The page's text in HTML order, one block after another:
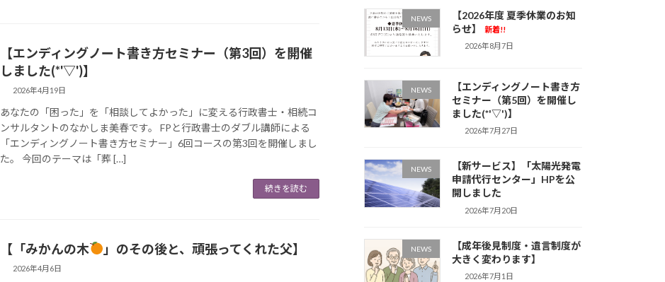
【エンディングノート書き方セミナー（第3回）を開催
しました(*'▽')】
2026年4月19日
あなたの「困った」を「相談してよかった」に変える行政書士・相続コ
ンサルタントのなかしま美春です。 FPと行政書士のダブル講師による
「エンディングノート書き方セミナー」6回コースの第3回を開催しまし
た。 今回のテーマは「葬 […]
続きを読む
【「みかんの木 」のその後と、頑張ってくれた父】
2026年4月6日
NEWS
【2026年度 夏季休業のお知
らせ】
新着!!
2026年8月7日
NEWS
【エンディングノート書き方
セミナー（第5回）を開催し
ました(*'▽')】
2026年7月27日
NEWS
【新サービス】「太陽光発電
申請代行センター」HPを公
開しました
2026年7月20日
NEWS
【成年後見制度・遺言制度が
大きく変わります】
2026年7月1日